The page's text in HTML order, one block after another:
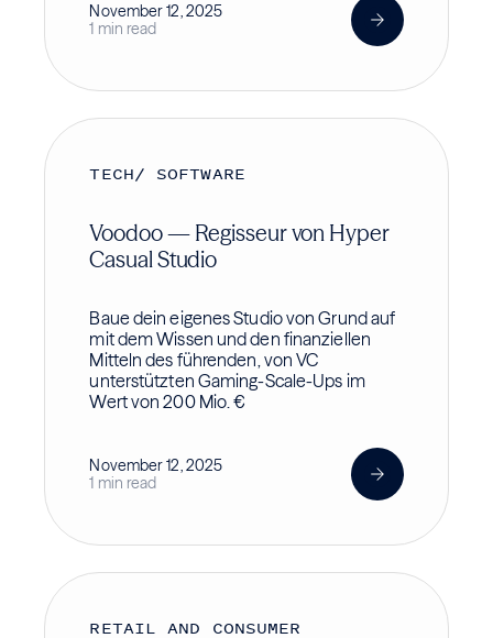
November 12, 2025
1 min read
TECH/ SOFTWARE
Voodoo — Regisseur von Hyper
Casual Studio
Baue dein eigenes Studio von Grund auf
mit dem Wissen und den finanziellen
Mitteln des führenden, von VC
unterstützten Gaming-Scale-Ups im
Wert von 200 Mio. €
November 12, 2025
1 min read
RETAIL AND CONSUMER